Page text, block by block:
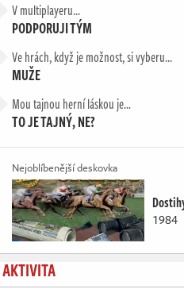
V multiplayeru...
PODPORUJI TÝM
Ve hrách, když je možnost, si vyberu...
MUŽE
Mou tajnou herní láskou je…
TO JE TAJNÝ, NE?
Nejoblíbenější deskovka
1984
AKTIVITA